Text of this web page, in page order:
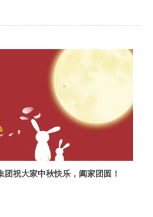
团祝大家中秋快乐，阖家团圆！